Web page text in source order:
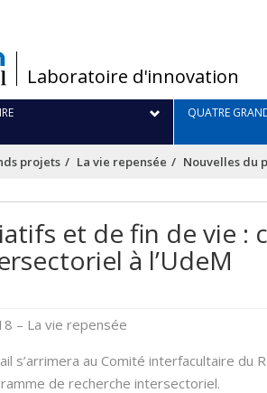
/Laboratoire d'innovation
QUATRE
projets La vie repensée Nouvelles du
et de fin de vie :
à l’UdeM
– La vie repensée
s’arrimera au Comité interfacultaire
de recherche intersectoriel.